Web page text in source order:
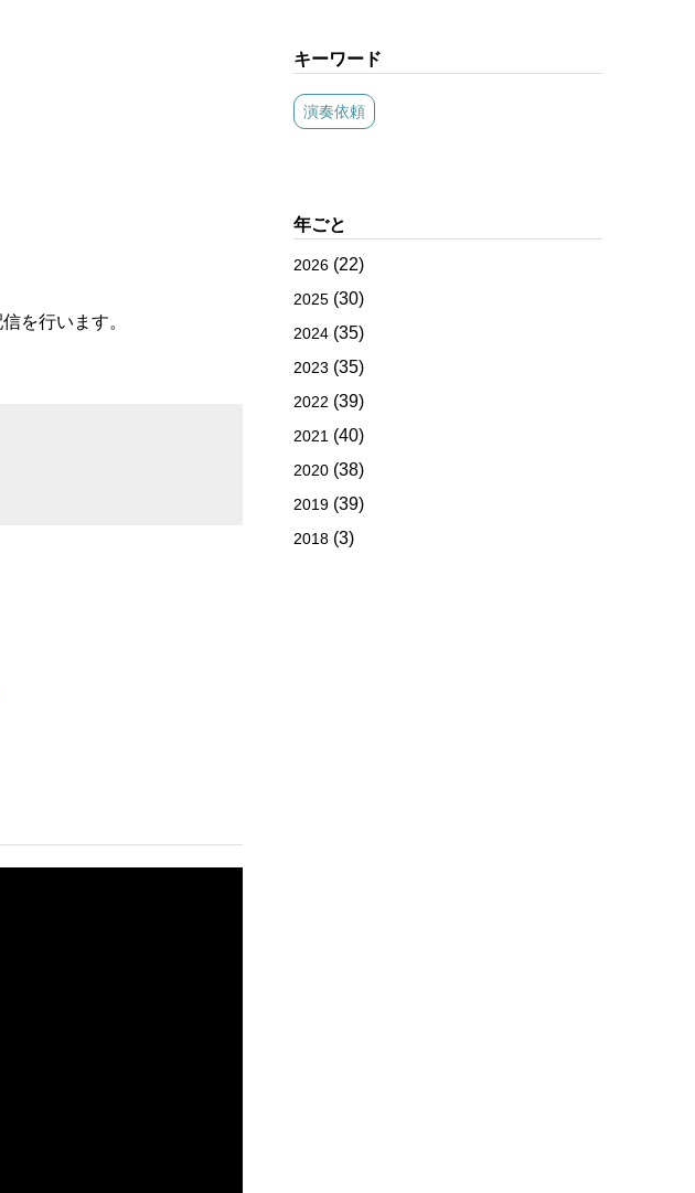
を行います。
キーワード
演奏依頼
年ごと
2026 (22)
2025 (30)
2024 (35)
2023 (35)
2022 (39)
2021 (40)
2020 (38)
2019 (39)
2018 (3)